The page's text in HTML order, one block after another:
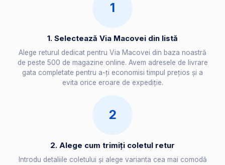
1
1. Selectează Via Macovei din listă
Alege returul dedicat pentru Via Macovei din baza noastră
de peste 500 de magazine online. Avem adresele de livrare
gata completate pentru a-ți economisi timpul prețios și a
evita orice eroare de expediție.
2
2. Alege cum trimiți coletul retur
Introdu detaliile coletului și alege varianta cea mai comodă